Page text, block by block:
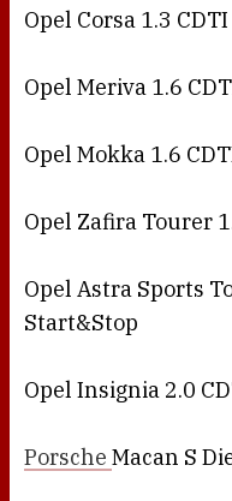
Opel Corsa 1.3
Opel Meriva 1.6
Opel Mokka 1.6
Opel Zafira Tourer
Opel Astra Sports
Start&Stop
Opel Insignia 2.0
Porsche Macan S